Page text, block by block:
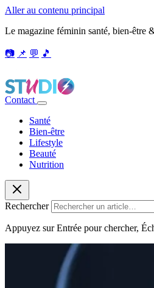
Aller au contenu principal
Le magazine féminin santé, bien-être
📷 📌 💬 🎵
Contact
Santé
Bien-être
Lifestyle
Beauté
Nutrition
Rechercher
Appuyez sur Entrée pour chercher,